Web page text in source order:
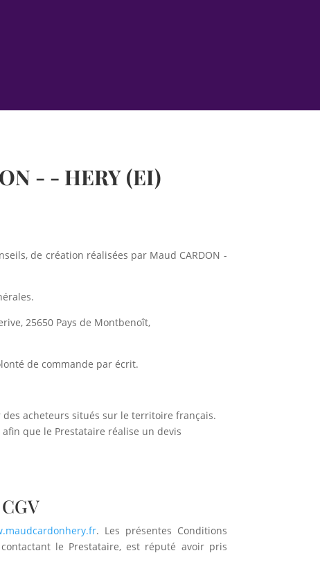
- - HERY (EI)
de création réalisées par Maud CARDON -
25650 Pays de Montbenoît,
de commande par écrit.
acheteurs situés sur le territoire français.
que le Prestataire réalise un devis
. Les présentes Conditions
le Prestataire, est réputé avoir pris